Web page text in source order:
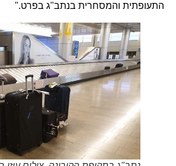
התעופתית והמסחרית בנתב"ג בפרט."